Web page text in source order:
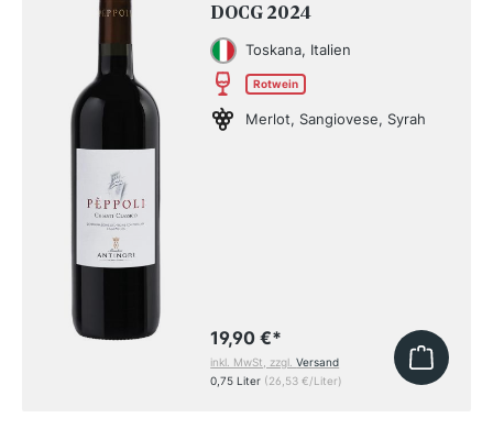
DOCG 2024
Toskana, Italien
Rotwein
Merlot, Sangiovese, Syrah
19,90 €*
inkl. MwSt, zzgl.Versand
0,75 Liter (26,53 €/Liter)